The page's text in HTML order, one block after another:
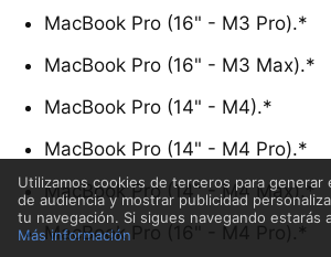
MacBook Pro (16" - M3 Pro).*
MacBook Pro (16" - M3 Max).*
MacBook Pro (14" - M4).*
MacBook Pro (14" - M4 Pro).*
MacBook Pro (14" - M4 Max).*
MacBook Pro (16" - M4 Pro).*
Utilizamos cookies de terceros para generar
de audiencia y mostrar publicidad
tu navegación. Si sigues navegando estarás
Más información